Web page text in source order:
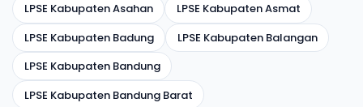
LPSE Kabupaten Asahan
LPSE Kabupaten Asmat
LPSE Kabupaten Badung
LPSE Kabupaten Balangan
LPSE Kabupaten Bandung
LPSE Kabupaten Bandung Barat